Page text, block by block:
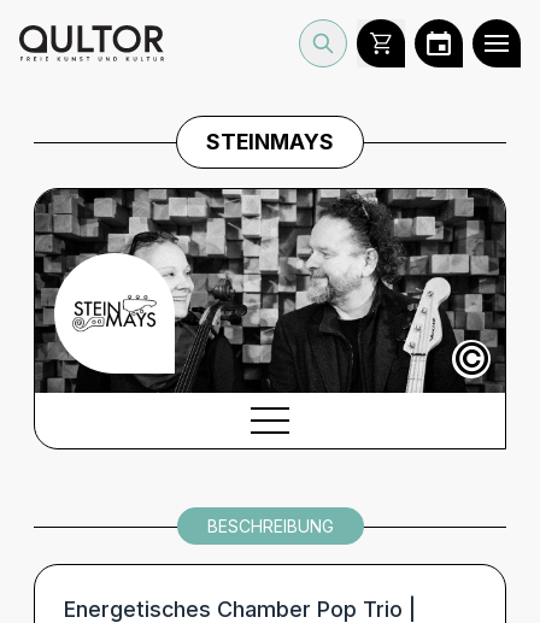
STEINMAYS
©
INFORMATIONEN BESCHREIBUNG
Energetisches Chamber Pop Trio |